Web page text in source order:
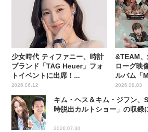
少女時代 ティファニー、時計
ブランド「TAG Heuer」フォ
トイベントに出席！...
2026.06.12
&TEAM、
ローグ映
ルバム「
2026.08.03
キム・ヘス＆キム・ジフン、
時脱出カルトショー」の収録
2026.07.30